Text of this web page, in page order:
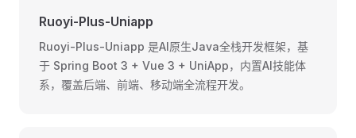
Ruoyi-Plus-Uniapp
Ruoyi-Plus-Uniapp 是AI原生Java全栈开发框架，基
于 Spring Boot 3 + Vue 3 + UniApp，内置AI技能体
系，覆盖后端、前端、移动端全流程开发。